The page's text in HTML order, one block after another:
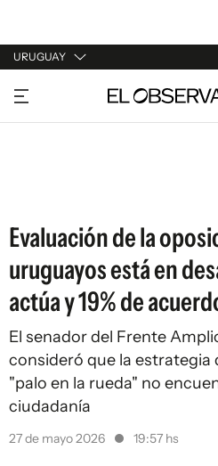
URUGUAY
URUGUAY
ARGENTINA
Evaluación de la
uruguayos está en
actúa y 19% de
El senador del Frente
consideró que la estrategia
"palo en la rueda" no
ciudadanía
27 de mayo 2026 19:57 hs